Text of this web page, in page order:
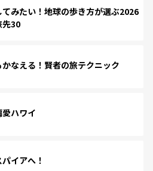
みたい！地球の歩き方が選ぶ2026
先30
なえる！賢者の旅テクニック
ハワイ
イアへ！